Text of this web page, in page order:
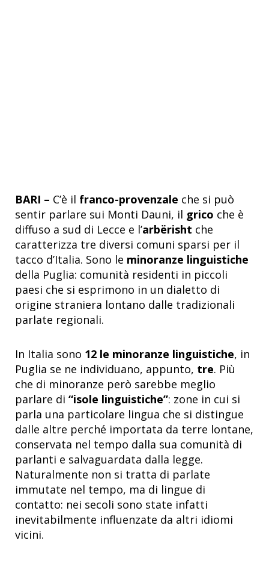
BARI – C’è il franco-provenzale che si può
sentir parlare sui Monti Dauni, il grico che è
diffuso a sud di Lecce e l’arbërisht che
caratterizza tre diversi comuni sparsi per il
tacco d’Italia. Sono le minoranze linguistiche
della Puglia: comunità residenti in piccoli
paesi che si esprimono in un dialetto di
origine straniera lontano dalle tradizionali
parlate regionali.
In Italia sono 12 le minoranze linguistiche, in
Puglia se ne individuano, appunto, tre. Più
che di minoranze però sarebbe meglio
parlare di “isole linguistiche”: zone in cui si
parla una particolare lingua che si distingue
dalle altre perché importata da terre lontane,
conservata nel tempo dalla sua comunità di
parlanti e salvaguardata dalla legge.
Naturalmente non si tratta di parlate
immutate nel tempo, ma di lingue di
contatto: nei secoli sono state infatti
inevitabilmente influenzate da altri idiomi
vicini.